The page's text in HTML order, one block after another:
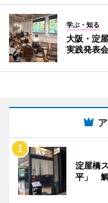
学ぶ・知る
大阪・淀
実践発表会
淀屋橋
平」 鯛